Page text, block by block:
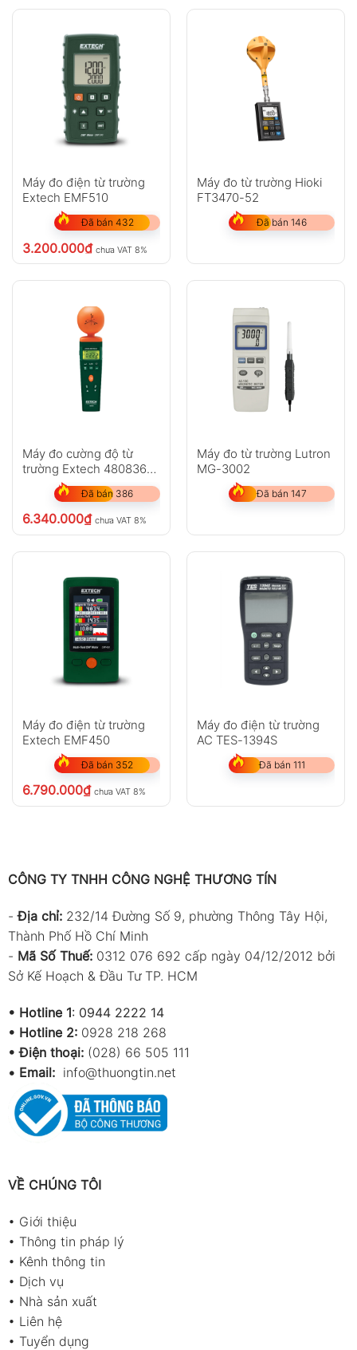
Máy đo điện từ trường
Extech EMF510
Đã bán 432
3.200.000₫ chưa VAT 8%
Máy đo từ trường Hioki
FT3470-52
Đã bán 146
Máy đo cường độ từ
trường Extech 480836
RF EMF
Đã bán 386
6.340.000₫ chưa VAT 8%
Máy đo từ trường Lutron
MG-3002
Đã bán 147
Máy đo điện từ trường
Extech EMF450
Đã bán 352
6.790.000₫ chưa VAT 8%
Máy đo điện từ trường
AC TES-1394S
Đã bán 111
CÔNG TY TNHH CÔNG NGHỆ THƯƠNG TÍN
-Địa chỉ: 232/14 Đường Số 9, phường Thông Tây Hội,
Thành Phố Hồ Chí Minh
- Mã Số Thuế: 0312 076 692 cấp ngày 04/12/2012 bởi
Sở Kế Hoạch & Đầu Tư TP. HCM
• Hotline 1: 0944 2222 14
• Hotline 2: 0928 218 268
• Điện thoại: (028) 66 505 111
• Email: info@thuongtin.net
VỀ CHÚNG TÔI
• Giới thiệu
• Thông tin pháp lý
• Kênh thông tin
• Dịch vụ
• Nhà sản xuất
• Liên hệ
• Tuyển dụng